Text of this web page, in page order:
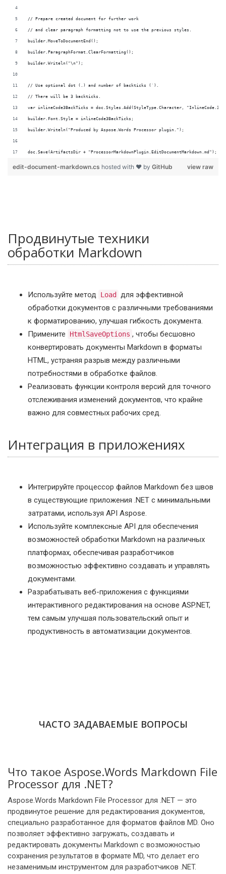
doc.Save(ArtifactsDir + "ProcessorMarkdownPlugin.EditDocumentMarkdown.md");
view raw
edit-document-markdown.cs hosted with ❤ by GitHub
Продвинутые техники
обработки Markdown
Используйте метод Load
для эффективной
обработки документов с различными требованиями
к форматированию, улучшая гибкость документа.
Примените
HtmlSaveOptions , чтобы бесшовно
конвертировать документы Markdown в форматы
HTML, устраняя разрыв между различными
потребностями в обработке файлов.
Реализовать функции контроля версий для точного
отслеживания изменений документов, что крайне
важно для совместных рабочих сред.
Интеграция в приложениях
Интегрируйте процессор файлов Markdown без швов
в существующие приложения .NET с минимальными
затратами, используя API Aspose.
Используйте комплексные API для обеспечения
возможностей обработки Markdown на различных
платформах, обеспечивая разработчиков
возможностью эффективно создавать и управлять
документами.
Разрабатывать веб-приложения с функциями
интерактивного редактирования на основе ASP.NET,
тем самым улучшая пользовательский опыт и
продуктивность в автоматизации документов.
ЧАСТО ЗАДАВАЕМЫЕ ВОПРОСЫ
Что такое Aspose.Words Markdown File
Processor для .NET?
Aspose.Words Markdown File Processor для .NET — это
продвинутое решение для редактирования документов,
специально разработанное для форматов файлов MD. Оно
позволяет эффективно загружать, создавать и
редактировать документы Markdown с возможностью
сохранения результатов в формате MD, что делает его
незаменимым инструментом для разработчиков .NET.